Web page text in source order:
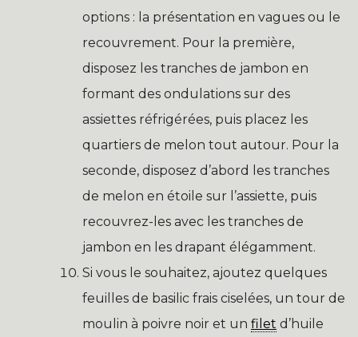
options : la présentation en vagues ou le
recouvrement. Pour la première,
disposez les tranches de jambon en
formant des ondulations sur des
assiettes réfrigérées, puis placez les
quartiers de melon tout autour. Pour la
seconde, disposez d’abord les tranches
de melon en étoile sur l’assiette, puis
recouvrez-les avec les tranches de
jambon en les drapant élégamment.
Si vous le souhaitez, ajoutez quelques
feuilles de basilic frais ciselées, un tour de
moulin à poivre noir et un filet d’huile